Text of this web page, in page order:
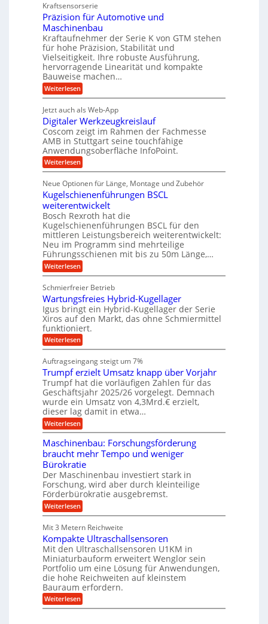
c
h
i
n
d
e
t
r
i
e
b
e
f
ü
r
r
a
e
U
m
g
e
b
u
n
g
e
n
n
d
A
u
f
t
r
a
s
i
n
g
a
n
g
l
o
s
e
,
w
e
n
i
g
e
r
S
t
e
l
e
n
h
n
s
t
a
n
g
e
n
g
e
t
r
i
e
b
e
f
ü
r
r
ä
i
s
e
H
u
b
b
e
w
e
g
u
n
g
e
n
Kraftsensorserie
Präzision für Automotive und
Maschinenbau
Kraftaufnehmer der Serie K von GTM stehen
für hohe Präzision, Stabilität und
Vielseitigkeit. Ihre robuste Ausführung,
hervorragende Linearität und kompakte
Bauweise machen…
Weiterlesen:
P
ä
z
i
s
i
o
n
f
r
A
u
t
o
m
o
t
i
v
e
n
d
M
a
s
c
h
i
e
n
b
a
u
Jetzt auch als Web-App
Digitaler Werkzeugkreislauf
Coscom zeigt im Rahmen der Fachmesse
AMB in Stuttgart seine touchfähige
Anwendungsoberfläche InfoPoint.
Weiterlesen:
D
g
i
t
a
l
e
r
W
e
r
k
z
e
u
g
k
r
e
i
s
a
u
f
Neue Optionen für Länge, Montage und Zubehör
Kugelschienenführungen BSCL
weiterentwickelt
Bosch Rexroth hat die
Kugelschienenführungen BSCL für den
mittleren Leistungsbereich weiterentwickelt:
Neu im Programm sind mehrteilige
Führungsschienen mit bis zu 50m Länge,…
Weiterlesen:
K
g
e
l
s
c
h
i
e
e
n
f
ü
h
r
u
n
g
e
B
S
C
L
w
e
i
t
e
e
n
t
w
i
c
k
e
l
Schmierfreier Betrieb
Wartungsfreies Hybrid-Kugellager
Igus bringt ein Hybrid-Kugellager der Serie
Xiros auf den Markt, das ohne Schmiermittel
funktioniert.
Weiterlesen:
W
r
t
u
n
g
s
f
r
e
i
e
s
H
y
b
r
i
d
-
u
g
e
l
l
a
g
e
r
Auftragseingang steigt um 7%
Trumpf erzielt Umsatz knapp über Vorjahr
Trumpf hat die vorläufigen Zahlen für das
Geschäftsjahr 2025/26 vorgelegt. Demnach
wurde ein Umsatz von 4,3Mrd.€ erzielt,
dieser lag damit in etwa…
Weiterlesen:
T
u
m
p
f
e
r
z
i
e
t
U
m
s
a
t
z
k
n
a
Maschinenbau: Forschungsförderung
braucht mehr Tempo und weniger
Bürokratie
Der Maschinenbau investiert stark in
Forschung, wird aber durch kleinteilige
Förderbürokratie ausgebremst.
Weiterlesen:
M
s
c
h
i
n
e
n
b
a
u
Mit 3 Metern Reichweite
Kompakte Ultraschallsensoren
Mit den Ultraschallsensoren U1KM in
Miniaturbauform erweitert Wenglor sein
Portfolio um eine Lösung für Anwendungen,
die hohe Reichweiten auf kleinstem
Bauraum erfordern.
Weiterlesen:
K